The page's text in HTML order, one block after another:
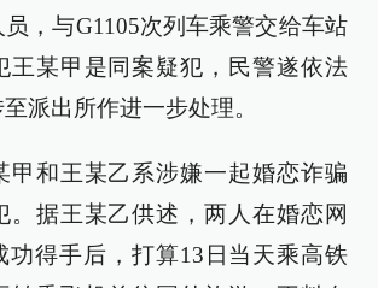
，与G1105次列车乘警交给车站
王某甲是同案疑犯，民警遂依法
派出所作进一步处理。
甲和王某乙系涉嫌一起婚恋诈骗
。据王某乙供述，两人在婚恋网
功得手后，打算13日当天乘高铁